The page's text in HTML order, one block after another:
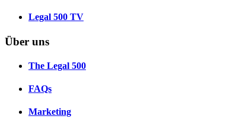
Legal 500 TV
Über uns
The Legal 500
FAQs
Marketing